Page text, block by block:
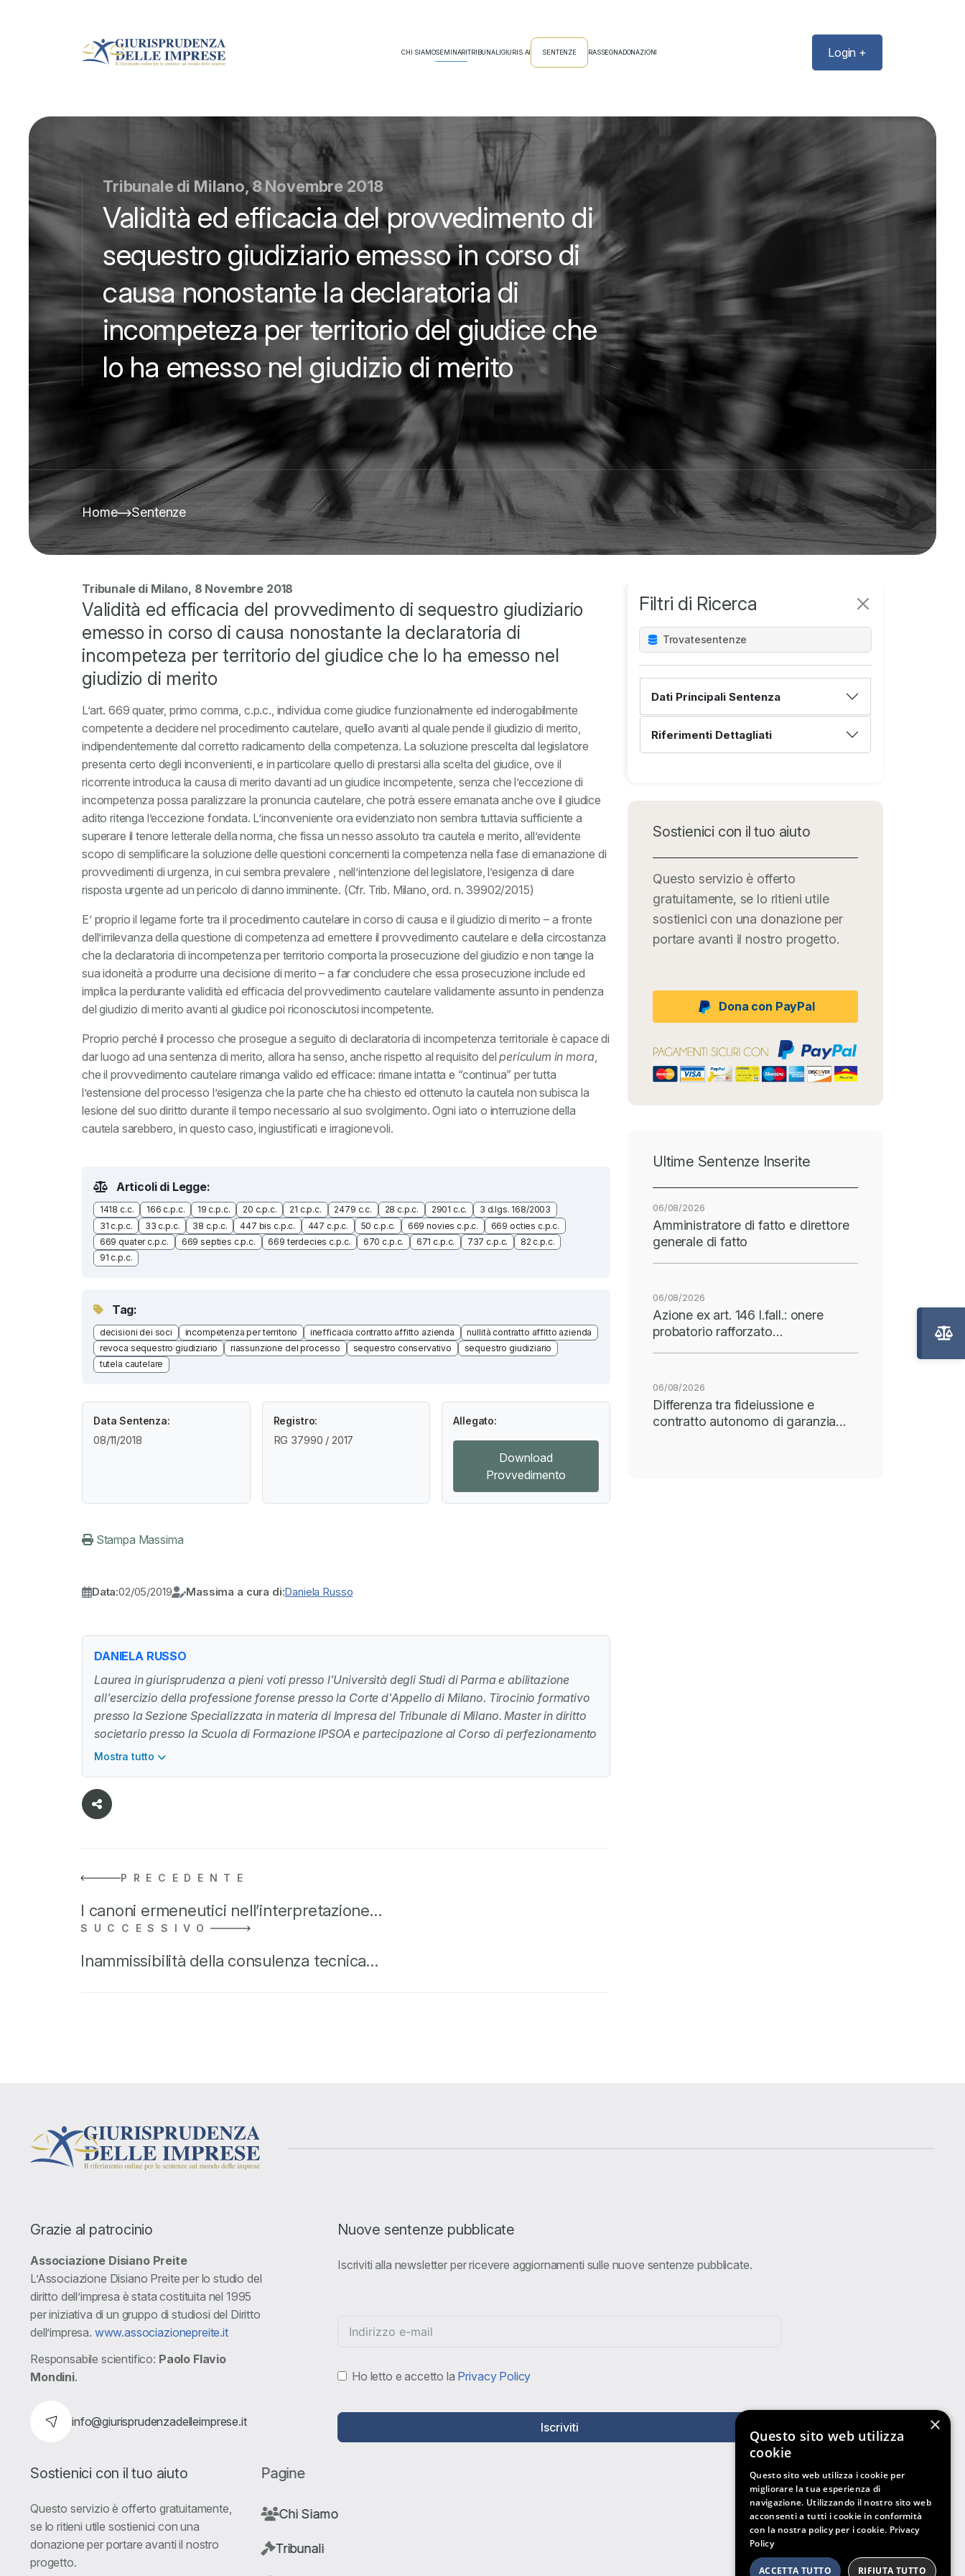
CHI SIAMOSEMINARITRIBUNALIGIURIS AI SENTENZE RASSEGNADONAZIONI Login +
Tribunale di Milano, 8 Novembre 2018
Validità ed efficacia del provvedimento di
sequestro giudiziario emesso in corso di
causa nonostante la declaratoria di
incompeteza per territorio del giudice che
lo ha emesso nel giudizio di merito
Home Sentenze
Tribunale di Milano, 8 Novembre 2018
Validità ed efficacia del provvedimento di sequestro giudiziario
emesso in corso di causa nonostante la declaratoria di
incompeteza per territorio del giudice che lo ha emesso nel
giudizio di merito
L’art. 669 quater, primo comma, c.p.c., individua come giudice funzionalmente ed inderogabilmente
competente a decidere nel procedimento cautelare, quello avanti al quale pende il giudizio di merito,
indipendentemente dal corretto radicamento della competenza. La soluzione prescelta dal legislatore
presenta certo degli inconvenienti, e in particolare quello di prestarsi alla scelta del giudice, ove il
ricorrente introduca la causa di merito davanti ad un giudice incompetente, senza che l’eccezione di
incompetenza possa paralizzare la pronuncia cautelare, che potrà essere emanata anche ove il giudice
adito ritenga l’eccezione fondata. L’inconveniente ora evidenziato non sembra tuttavia sufficiente a
superare il tenore letterale della norma, che fissa un nesso assoluto tra cautela e merito, all’evidente
scopo di semplificare la soluzione delle questioni concernenti la competenza nella fase di emanazione di
provvedimenti di urgenza, in cui sembra prevalere , nell’intenzione del legislatore, l’esigenza di dare
risposta urgente ad un pericolo di danno imminente. (Cfr. Trib. Milano, ord. n. 39902/2015)
E’ proprio il legame forte tra il procedimento cautelare in corso di causa e il giudizio di merito – a fronte
dell’irrilevanza della questione di competenza ad emettere il provvedimento cautelare e della circostanza
che la declaratoria di incompetenza per territorio comporta la prosecuzione del giudizio e non tange la
sua idoneità a produrre una decisione di merito – a far concludere che essa prosecuzione include ed
implica la perdurante validità ed efficacia del provvedimento cautelare validamente assunto in pendenza
del giudizio di merito avanti al giudice poi riconosciutosi incompetente.
Proprio perché il processo che prosegue a seguito di declaratoria di incompetenza territoriale è capace di
dar luogo ad una sentenza di merito, allora ha senso, anche rispetto al requisito delpericulum in mora,
che il provvedimento cautelare rimanga valido ed efficace: rimane intatta e “continua” per tutta
l’estensione del processo l’esigenza che la parte che ha chiesto ed ottenuto la cautela non subisca la
lesione del suo diritto durante il tempo necessario al suo svolgimento. Ogni iato o interruzione della
cautela sarebbero, in questo caso, ingiustificati e irragionevoli.
Articoli di Legge:
1418 c.c. 166 c.p.c. 19 c.p.c. 20 c.p.c. 21 c.p.c. 2479 c.c. 28 c.p.c. 2901 c.c.
3 d.lgs. 168/2003
31 c.p.c.
33 c.p.c. 38 c.p.c. 447 bis c.p.c. 447 c.p.c. 50 c.p.c. 669 novies c.p.c.
669 octies c.p.c.
669 quater c.p.c.
669 septies c.p.c. 669 terdecies c.p.c. 670 c.p.c. 671 c.p.c. 737 c.p.c.
82 c.p.c.
91 c.p.c.
Tag:
decisioni dei soci incompetenza per territorio inefficacia contratto affitto azienda
nullità contratto affitto azienda
revoca sequestro giudiziario
riassunzione del processo sequestro conservativo
sequestro giudiziario
tutela cautelare
Data Sentenza:
08/11/2018
Registro:
RG 37990 / 2017
Allegato:
Download
Provvedimento
Stampa Massima
Data:02/05/2019 Massima a cura di:Daniela Russo
DANIELA RUSSO
Laurea in giurisprudenza a pieni voti presso l'Università degli Studi di Parma e abilitazione
all'esercizio della professione forense presso la Corte d'Appello di Milano. Tirocinio formativo
presso la Sezione Specializzata in materia di Impresa del Tribunale di Milano. Master in diritto
societario presso la Scuola di Formazione IPSOA e partecipazione al Corso di perfezionamento
in diritto societario presso l'Università degli Studi di Milano. Si occupa prevalentemente di
Mostra tutto
PRECEDENTE
I canoni ermeneutici nell’interpretazione…
SUCCESSIVO
Inammissibilità della consulenza tecnica…
Filtri di Ricerca
Trovatesentenze
Dati Principali Sentenza
Riferimenti Dettagliati
Sostienici con il tuo aiuto
Questo servizio è offerto
gratuitamente, se lo ritieni utile
sostienici con una donazione per
portare avanti il nostro progetto.
Dona con PayPal
Ultime Sentenze Inserite
06/08/2026
Amministratore di fatto e direttore
generale di fatto
06/08/2026
Azione ex art. 146 l.fall.: onere
probatorio rafforzato…
06/08/2026
Differenza tra fideiussione e
contratto autonomo di garanzia…
Grazie al patrocinio
Associazione Disiano Preite
L’Associazione Disiano Preite per lo studio del
diritto dell’impresa è stata costituita nel 1995
per iniziativa di un gruppo di studiosi del Diritto
dell’impresa. www.associazionepreite.it
Responsabile scientifico: Paolo Flavio
Mondini.
info@giurisprudenzadelleimprese.it
Nuove sentenze pubblicate
Iscriviti alla newsletter per ricevere aggiornamenti sulle nuove sentenze pubblicate.
Ho letto e accetto la Privacy Policy
Iscriviti
Sostienici con il tuo aiuto
Questo servizio è offerto gratuitamente,
se lo ritieni utile sostienici con una
donazione per portare avanti il nostro
progetto.
Pagine
Chi Siamo
Tribunali
×
Questo sito web utilizza
cookie
Questo sito web utilizza i cookie per
migliorare la tua esperienza di
navigazione. Utilizzando il nostro sito web
acconsenti a tutti i cookie in conformità
con la nostra policy per i cookie. Privacy
Policy
ACCETTA TUTTO RIFIUTA TUTTO